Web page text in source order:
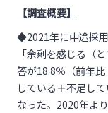
【調査概要】
◆2021年に中途採用
「余剰を感じる（
答が18.8％（前年
している＋不足し
なった。2020年よ